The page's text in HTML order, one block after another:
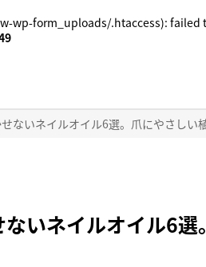
form_uploads/.htaccess): failed
ないネイルオイル6選。爪にやさしい
ないネイルオイル6選